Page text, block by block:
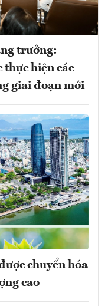
trưởng:
thực hiện các
giai đoạn mới
chuyển hóa
cao